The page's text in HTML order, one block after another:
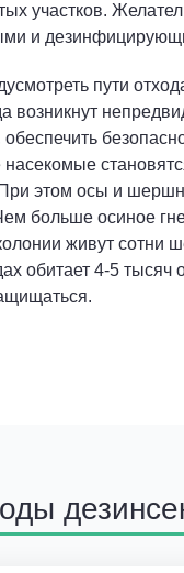
участков.
и
пути
возникнут
этом осы и
больше осиное
живут сотни
обитает 4-5 тысяч